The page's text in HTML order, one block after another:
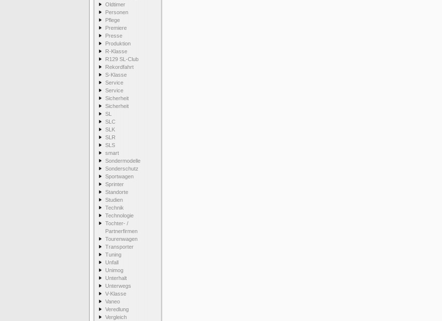
Oldtimer
Personen
Pflege
Premiere
Presse
Produktion
R-Klasse
R129 SL-Club
Rekordfahrt
S-Klasse
Service
Service
Sicherheit
Sicherheit
SL
SLC
SLK
SLR
SLS
smart
Sondermodelle
Sonderschutz
Sportwagen
Sprinter
Standorte
Studien
Technik
Technologie
Tochter- /
Partnerfirmen
Tourenwagen
Transporter
Tuning
Unfall
Unimog
Unterhalt
Unterwegs
V-Klasse
Vaneo
Veredlung
Vergleich